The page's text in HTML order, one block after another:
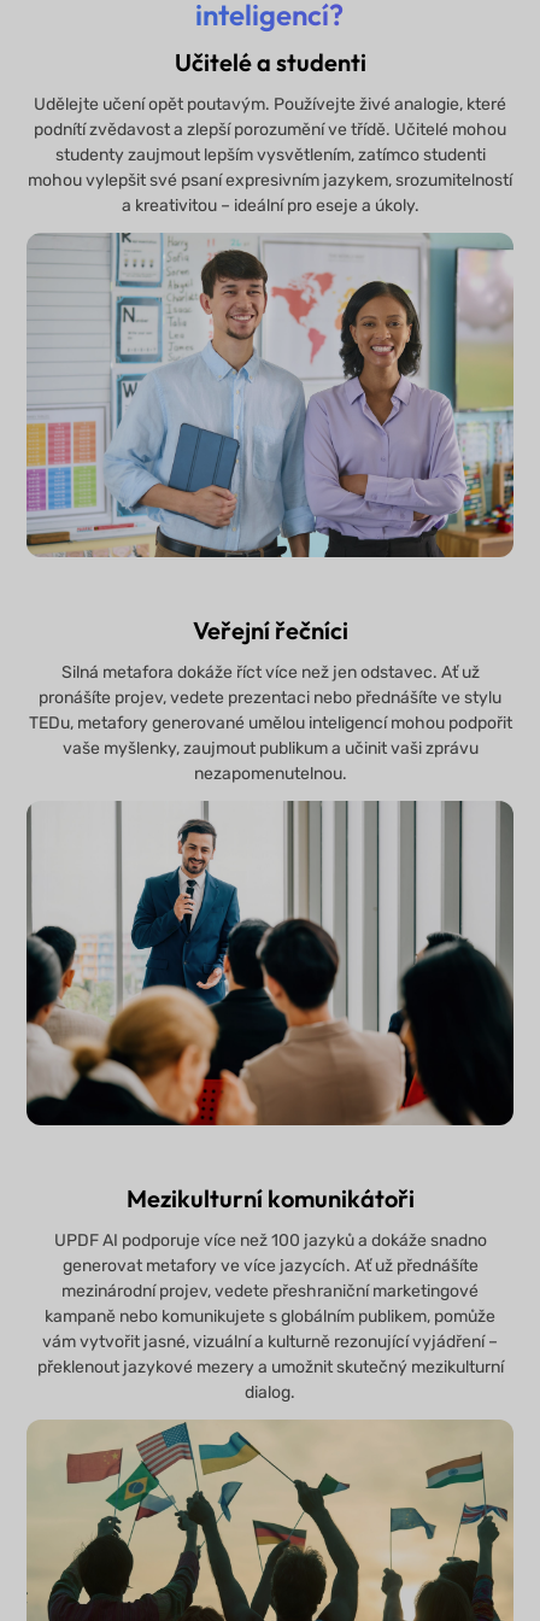
inteligencí?
Učitelé a studenti
Udělejte učení opět poutavým. Používejte živé analogie, které
podnítí zvědavost a zlepší porozumění ve třídě. Učitelé mohou
studenty zaujmout lepším vysvětlením, zatímco studenti
mohou vylepšit své psaní expresivním jazykem, srozumitelností
a kreativitou – ideální pro eseje a úkoly.
Veřejní řečníci
Silná metafora dokáže říct více než jen odstavec. Ať už
pronášíte projev, vedete prezentaci nebo přednášíte ve stylu
TEDu, metafory generované umělou inteligencí mohou podpořit
vaše myšlenky, zaujmout publikum a učinit vaši zprávu
nezapomenutelnou.
Mezikulturní komunikátoři
UPDF AI podporuje více než 100 jazyků a dokáže snadno
generovat metafory ve více jazycích. Ať už přednášíte
mezinárodní projev, vedete přeshraniční marketingové
kampaně nebo komunikujete s globálním publikem, pomůže
vám vytvořit jasné, vizuální a kulturně rezonující vyjádření –
překlenout jazykové mezery a umožnit skutečný mezikulturní
dialog.